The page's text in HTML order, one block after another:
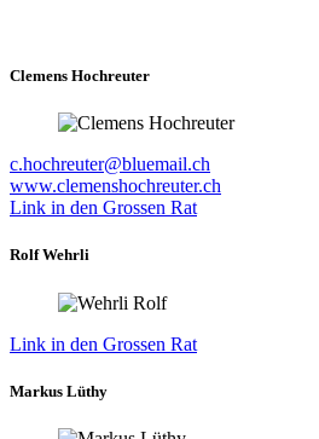
Clemens Hochreuter
c.hochreuter@bluemail.ch
www.clemenshochreuter.ch
Link in den Grossen Rat
Rolf Wehrli
Link in den Grossen Rat
Markus Lüthy